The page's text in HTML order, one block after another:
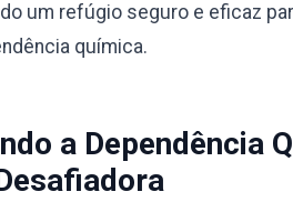
um refúgio seguro e eficaz
química.
a Dependência